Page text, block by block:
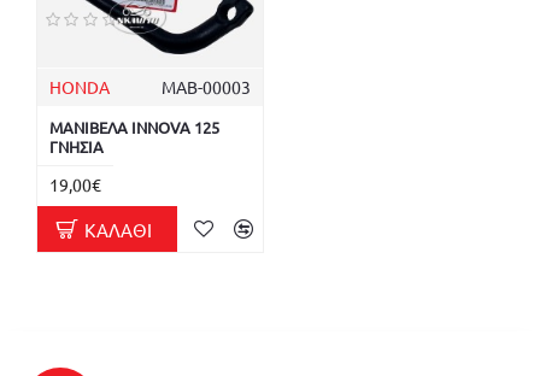
HONDA ΜΑΒ-00003
ΜΑΝΙΒΕΛΑ INNOVA 125
ΓΝΗΣΙΑ
19,00€
ΚΑΛΆΘΙ